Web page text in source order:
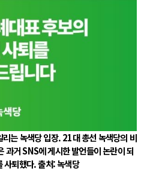
는 녹색당 입장. 21대 총선 녹색당의 비
과거 SNS에 게시한 발언들이 논란이 되
사퇴했다. 출처: 녹색당